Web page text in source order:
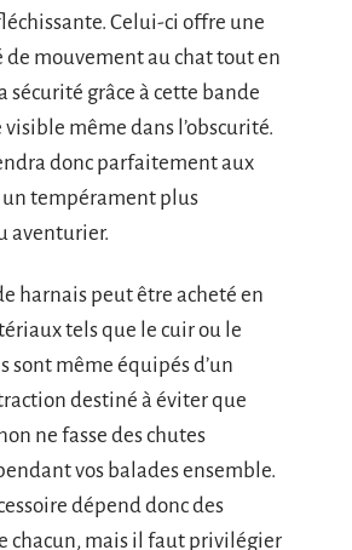
Celui-ci offre une
mouvement au chat tout en
sécurité grâce à cette bande
même dans l’obscurité.
donc parfaitement aux
un tempérament plus
aventurier.
harnais peut être acheté en
tels que le cuir ou le
sont même équipés d’un
destiné à éviter que
ne fasse des chutes
vos balades ensemble.
dépend donc des
chacun, mais il faut privilégier